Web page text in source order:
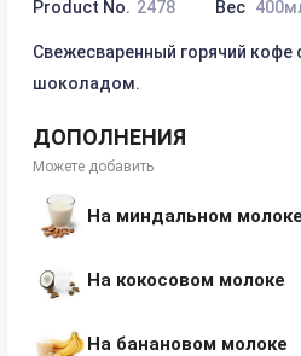
Product No. 2478 Вес
Свежесваренный горячий
шоколадом.
ДОПОЛНЕНИЯ
Можете добавить
На миндальном молоке
На кокосовом молоке
На банановом молоке